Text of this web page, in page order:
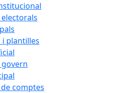
i plantilles
govern
comptes